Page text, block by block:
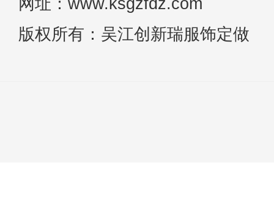
网址：www.ksgzfdz.com
版权所有：吴江创新瑞服饰定做